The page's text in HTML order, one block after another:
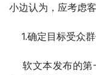
小边认为，应考虑
1.确定目标受众